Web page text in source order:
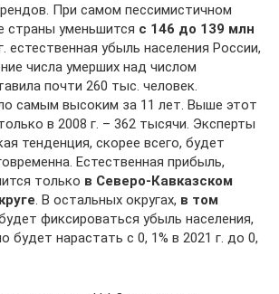
При самом пессимистичном
страны уменьшится с 146 до 139 млн
г. естественная убыль населения России,
числа умерших над числом
почти 260 тыс. человек.
самым высоким за 11 лет. Выше этот
в 2008 г. – 362 тысячи. Эксперты
тенденция, скорее всего, будет
Естественная прибыль,
только в Северо-Кавказском
. В остальных округах, в том
фиксироваться убыль населения,
будет нарастать с 0, 1% в 2021 г. до 0,